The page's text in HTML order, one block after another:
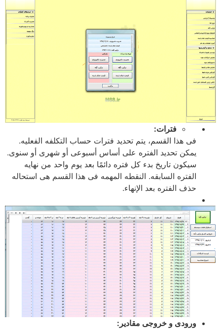
فترات:
فی هذا القسم، یتم تحدید فترات حساب التکلفه الفعلیه.
یمکن تحدید الفتره على أساس أسبوعی أو شهری أو سنوی.
سیکون تاریخ بدء کل فتره دائمًا بعد یوم واحد من نهایه
الفتره السابقه. النقطه المهمه فی هذا القسم هی استحاله
حذف الفتره بعد الإنهاء.
ورودی و خروجی مقادیر: